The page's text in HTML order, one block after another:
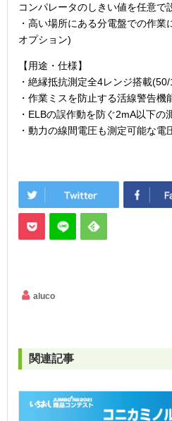
コンパレータのしきい値を任意で
・高い場所にある分電盤での作
オプション)
【用途・仕様】
・絶縁抵抗測定全4レンジ搭載
・作業ミスを防止する活線警告
・ELBの誤作動を防ぐ2mA以下の
・動力の線間電圧も測定可能な
aluco
関連記事